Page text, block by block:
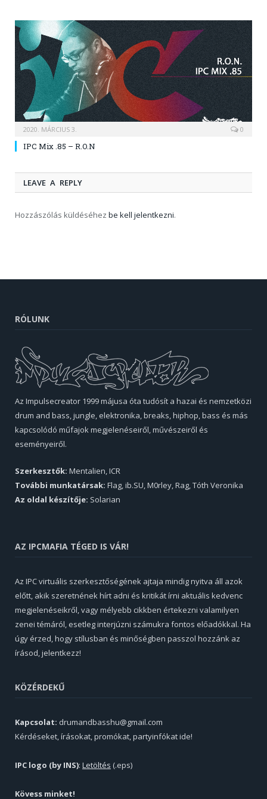
2020. MÁRCIUS 3. 0
IPC Mix .85 – R.O.N
LEAVE A REPLY
Hozzászólás küldéséhez be kell jelentkezni.
RÓLUNK
Az Impulsecreator 1999 májusa óta tudósít a hazai és nemzetközi
drum and bass, jungle, elektronika, breaks, hiphop, bass és más
kapcsolódó műfajok megjelenéseiről, művészeiről és
eseményeiről.
Szerkesztők: Mentalien, ICR
További munkatársak: Flag, ib.SU, M0rley, Rag, Tóth Veronika
Az oldal készítője: Solarian
AZ IPCMAFIA TÉGED IS VÁR!
Az IPC virtuális szerkesztőségének ajtaja mindig nyitva áll azok
előtt, akik szeretnének hírt adni és kritikát írni aktuális kedvenc
megjelenéseikről, vagy mélyebb cikkben értekezni valamilyen
zenei témáról, esetleg interjúzni számukra fontos előadókkal. Ha
úgy érzed, hogy stílusban és minőségben passzol hozzánk az
írásod, jelentkezz!
KÖZÉRDEKŰ
Kapcsolat: drumandbasshu@gmail.com
Kérdéseket, írásokat, promókat, partyinfókat ide!
IPC logo (by INS): Letöltés (.eps)
Kövess minket!